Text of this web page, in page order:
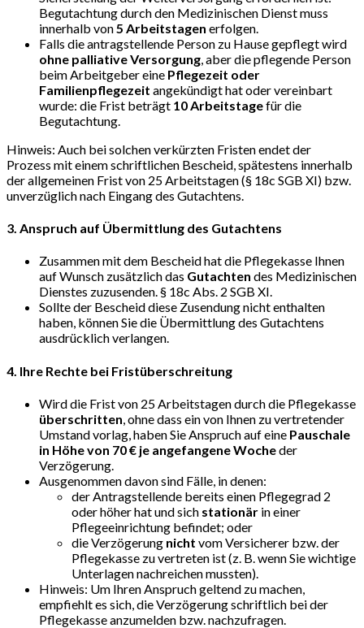
Begutachtung durch den Medizinischen Dienst muss
innerhalb von5 Arbeitstagen erfolgen.
Falls die antragstellende Person zu Hause gepflegt wird
ohne palliative Versorgung, aber die pflegende Person
beim Arbeitgeber eine Pflegezeit oder
Familienpflegezeit angekündigt hat oder vereinbart
wurde: die Frist beträgt 10 Arbeitstagefür die
Begutachtung.
Hinweis: Auch bei solchen verkürzten Fristen endet der
Prozess mit einem schriftlichen Bescheid, spätestens innerhalb
der allgemeinen Frist von 25 Arbeitstagen (§ 18c SGB XI) bzw.
unverzüglich nach Eingang des Gutachtens.
3. Anspruch auf Übermittlung des Gutachtens
Zusammen mit dem Bescheid hat die Pflegekasse Ihnen
auf Wunsch zusätzlich das Gutachten des Medizinischen
Dienstes zuzusenden. § 18c Abs. 2 SGB XI.
Sollte der Bescheid diese Zusendung nicht enthalten
haben, können Sie die Übermittlung des Gutachtens
ausdrücklich verlangen.
4. Ihre Rechte bei Fristüberschreitung
Wird die Frist von 25 Arbeitstagen durch die Pflegekasse
überschritten, ohne dass ein von Ihnen zu vertretender
Umstand vorlag, haben Sie Anspruch auf eine Pauschale
in Höhe von 70 € je angefangene Wocheder
Verzögerung.
Ausgenommen davon sind Fälle, in denen:
der Antragstellende bereits einen Pflegegrad 2
oder höher hat und sich stationär in einer
Pflegeeinrichtung befindet; oder
die Verzögerung nicht vom Versicherer bzw. der
Pflegekasse zu vertreten ist (z. B. wenn Sie wichtige
Unterlagen nachreichen mussten).
Hinweis: Um Ihren Anspruch geltend zu machen,
empfiehlt es sich, die Verzögerung schriftlich bei der
Pflegekasse anzumelden bzw. nachzufragen.